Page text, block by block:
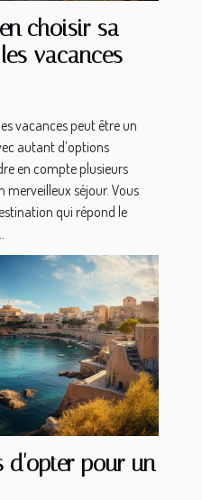
choisir sa
vacances
vacances peut être un
autant d’options
en compte plusieurs
séjour. Vous
qui répond le
d'opter pour un